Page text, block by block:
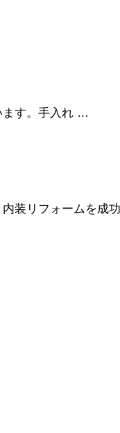
ます。手入れ …
装リフォームを成功